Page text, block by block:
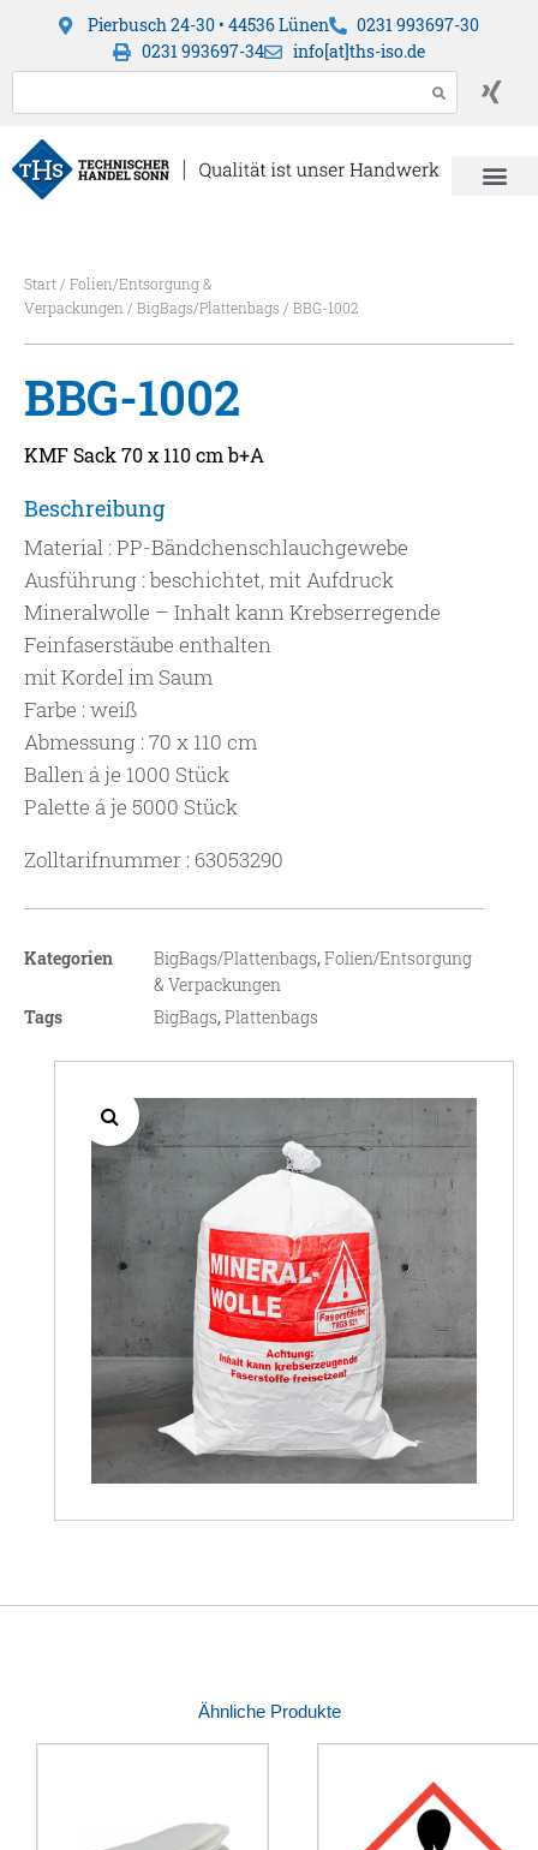
Pierbusch 24-30 • 44536 Lünen
0231 993697-30
0231 993697-34
info[at]ths-iso.de
Start/ Folien/Entsorgung &
Verpackungen / BigBags/Plattenbags / BBG-1002
BBG-1002
KMF Sack 70 x 110 cm b+A
Beschreibung
Material : PP-Bändchenschlauchgewebe
Ausführung : beschichtet, mit Aufdruck
Mineralwolle – Inhalt kann Krebserregende
Feinfaserstäube enthalten
mit Kordel im Saum
Farbe : weiß
Abmessung : 70 x 110 cm
Ballen á je 1000 Stück
Palette á je 5000 Stück
Zolltarifnummer : 63053290
Kategorien BigBags/Plattenbags,Folien/Entsorgung
& Verpackungen
Tags
BigBags,Plattenbags
Ähnliche Produkte